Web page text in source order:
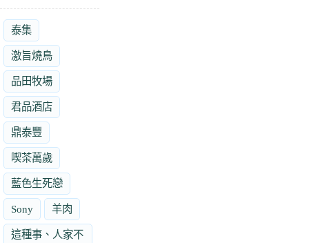
泰集
激旨燒鳥
品田牧場
君品酒店
鼎泰豐
喫茶萬歲
藍色生死戀
Sony 羊肉
這種事、人家不